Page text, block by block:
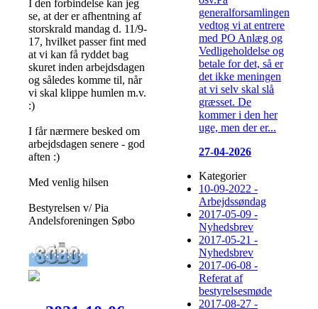
I den forbindelse kan jeg
se, at der er afhentning af
storskrald mandag d. 11/9-
17, hvilket passer fint med
at vi kan få ryddet bag
skuret inden arbejdsdagen
og således komme til, når
vi skal klippe humlen m.v.
:)
I får nærmere besked om
arbejdsdagen senere - god
aften :)
Med venlig hilsen
Bestyrelsen v/ Pia
Andelsforeningen Søbo
generalforsamlingen
vedtog vi at entrere
med PO Anlæg og
Vedligeholdelse og
betale for det, så er
det ikke meningen
at vi selv skal slå
græsset. De
kommer i den her
uge, men der er...
27-04-2026
Kategorier
10-09-2022 -
Arbejdssøndag
2017-05-09 -
Nyhedsbrev
2017-05-21 -
Nyhedsbrev
2017-06-08 -
Referat af
bestyrelsesmøde
2017-08-27 -